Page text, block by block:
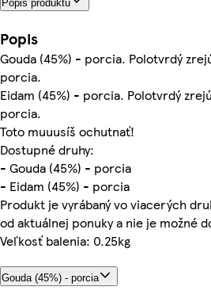
Popis produktu
Popis
Gouda (45%) - porcia. Polotvrdý
porcia.
Eidam (45%) - porcia. Polotvrdý
porcia.
Toto muuusíš ochutnať!
Dostupné druhy:
- Gouda (45%) - porcia
- Eidam (45%) - porcia
Produkt je vyrábaný vo viacerých
od aktuálnej ponuky a nie je možné
Veľkosť balenia: 0.25kg
Gouda (45%) - porcia